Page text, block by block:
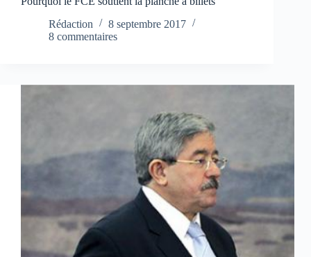
Rédaction
8 septembre 2017
8 commentaires